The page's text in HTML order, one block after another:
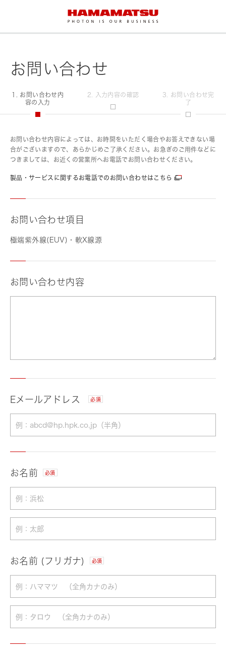
お問い合わせ
1. お問い合わせ内
容の入力
2. 入力内容の確認
3. お問い合わせ完
了
お問い合わせ内容によっては、お時間をいただく場合やお答えできない場
合がございますので、あらかじめご了承ください。お急ぎのご用件などに
つきましては、お近くの営業所へお電話でお問い合わせください。
製品・サービスに関するお電話でのお問い合わせはこちら
お問い合わせ項目
極端紫外線(EUV)・軟X線源
お問い合わせ内容
Eメールアドレス 必須
お名前 必須
お名前 (フリガナ) 必須